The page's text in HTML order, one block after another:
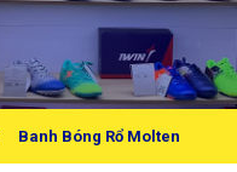
Banh Bóng Rổ Molten